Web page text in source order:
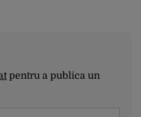
pentru a publica un